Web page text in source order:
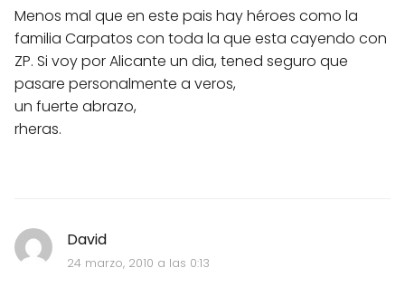
Menos mal que en este pais hay héroes como la
familia Carpatos con toda la que esta cayendo con
ZP. Si voy por Alicante un dia, tened seguro que
pasare personalmente a veros,
un fuerte abrazo,
rheras.
David
24 marzo, 2010 a las 0:13